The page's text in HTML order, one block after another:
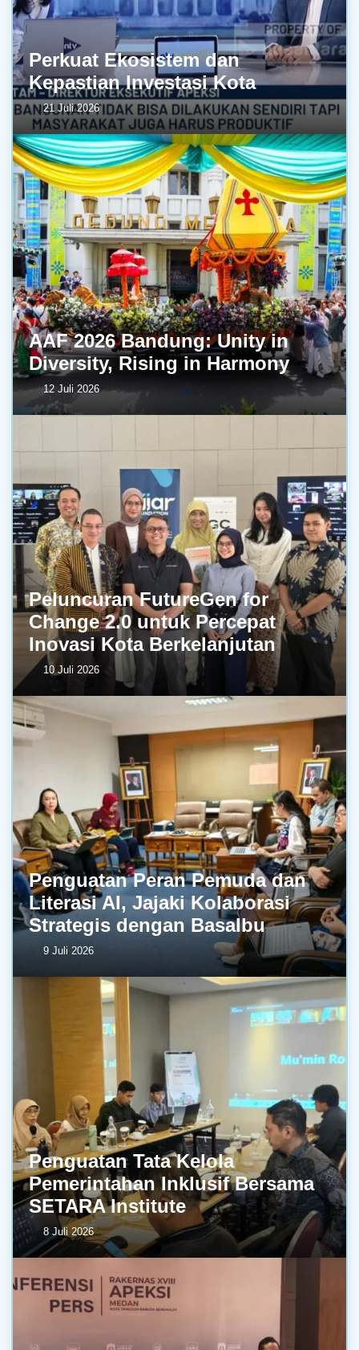
Perkuat Ekosistem dan
Kepastian Investasi Kota
21 Juli 2026
AAF 2026 Bandung: Unity in
Diversity, Rising in Harmony
12 Juli 2026
Peluncuran FutureGen for
Change 2.0 untuk Percepat
Inovasi Kota Berkelanjutan
10 Juli 2026
Penguatan Peran Pemuda dan
Literasi AI, Jajaki Kolaborasi
Strategis dengan BasaIbu
9 Juli 2026
Penguatan Tata Kelola
Pemerintahan Inklusif Bersama
SETARA Institute
8 Juli 2026